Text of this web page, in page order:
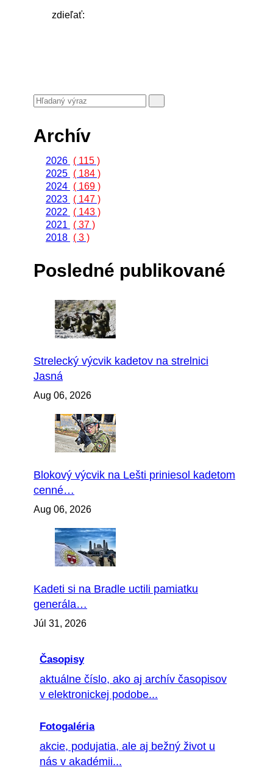
zdieľať:
Archív
2026 ( 115 )
2025 ( 184 )
2024 ( 169 )
2023 ( 147 )
2022
( 143 )
2021
( 37 )
2018 ( 3 )
Posledné publikované
Strelecký výcvik kadetov na strelnici
Jasná
Aug 06, 2026
Blokový výcvik na Lešti priniesol kadetom
cenné…
Aug 06, 2026
Kadeti si na Bradle uctili pamiatku
generála…
Júl 31, 2026
Časopisy
aktuálne číslo, ako aj archív časopisov
v elektronickej podobe...
Fotogaléria
akcie, podujatia, ale aj bežný život u
nás v akadémii...